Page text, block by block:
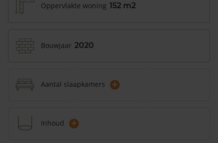
Oppervlakte woning 152 m2
Bouwjaar 2020
Aantal slaapkamers +
Inhoud +